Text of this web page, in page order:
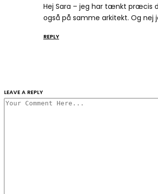
Hej Sara – jeg har tænkt præcis
også på samme arkitekt. Og
REPLY
LEAVE A REPLY